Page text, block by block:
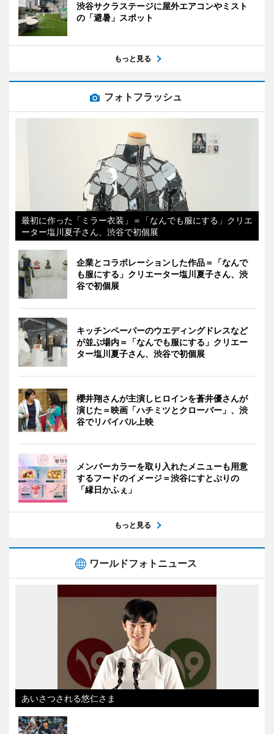
渋谷サクラステージに屋外エアコンやミスト
の「避暑」スポット
もっと見る
フォトフラッシュ
最初に作った「ミラー衣装」＝「なんでも服にする」クリエ
ーター塩川夏子さん、渋谷で初個展
企業とコラボレーションした作品＝「なんで
も服にする」クリエーター塩川夏子さん、渋
谷で初個展
キッチンペーパーのウエディングドレスなど
が並ぶ場内＝「なんでも服にする」クリエー
ター塩川夏子さん、渋谷で初個展
櫻井翔さんが主演しヒロインを蒼井優さんが
演じた＝映画「ハチミツとクローバー」、渋
谷でリバイバル上映
メンバーカラーを取り入れたメニューも用意
するフードのイメージ＝渋谷にすとぷりの
「縁日かふぇ」
もっと見る
ワールドフォトニュース
あいさつされる悠仁さま